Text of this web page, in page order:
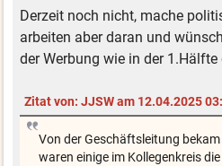
Derzeit noch nicht, mache
arbeiten aber daran und
der Werbung wie in der
Zitat von: JJSW am 12.04.2025
Von der Geschäftsleitung
waren einige im Kollegenkreis